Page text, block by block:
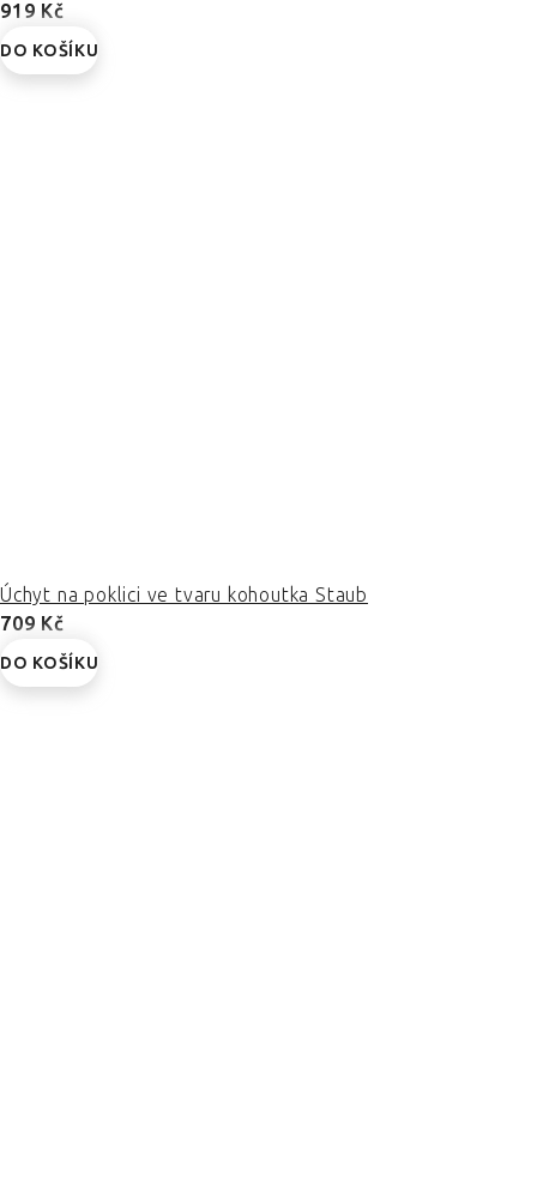
919 Kč
DO KOŠÍKU
Úchyt na poklici ve tvaru kohoutka Staub
709 Kč
DO KOŠÍKU